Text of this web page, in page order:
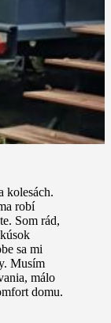
kolesách.
robí
Som rád,
sa mi
Musím
málo
domu.